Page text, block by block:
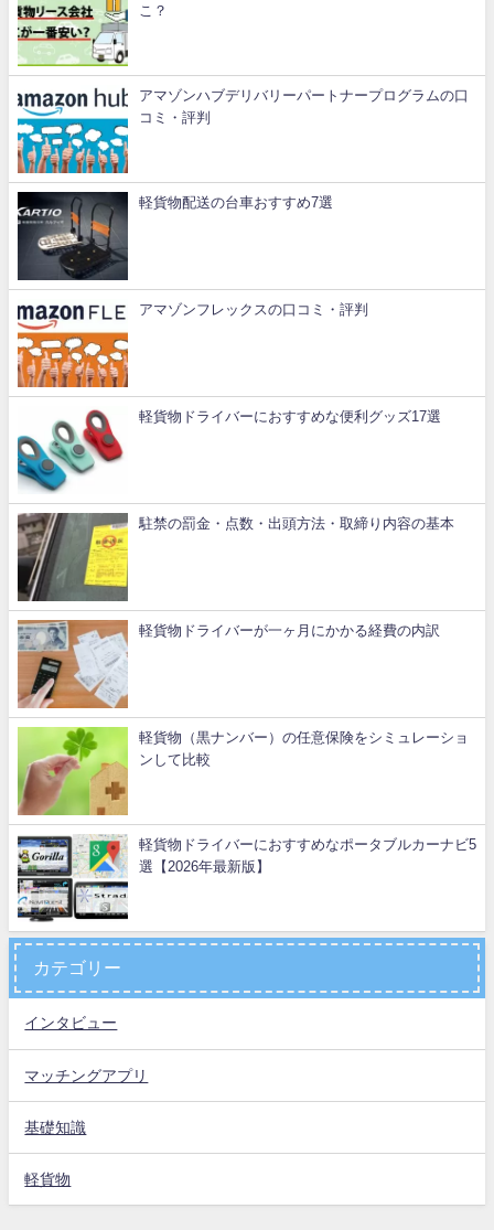
こ？
アマゾンハブデリバリーパートナープログラムの口
コミ・評判
軽貨物配送の台車おすすめ7選
アマゾンフレックスの口コミ・評判
軽貨物ドライバーにおすすめな便利グッズ17選
駐禁の罰金・点数・出頭方法・取締り内容の基本
軽貨物ドライバーが一ヶ月にかかる経費の内訳
軽貨物（黒ナンバー）の任意保険をシミュレーショ
ンして比較
軽貨物ドライバーにおすすめなポータブルカーナビ5
選【2026年最新版】
カテゴリー
インタビュー
マッチングアプリ
基礎知識
軽貨物